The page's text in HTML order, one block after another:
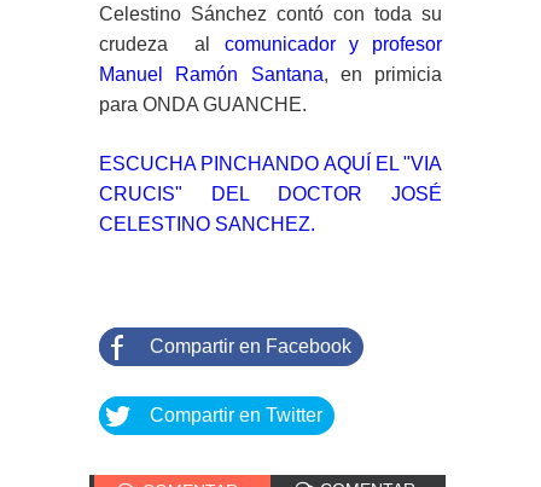
Celestino Sánchez contó con toda su
crudeza al comunicador y profesor
Manuel Ramón Santana, en primicia
para ONDA GUANCHE.
ESCUCHA PINCHANDO AQUÍ EL "VIA
CRUCIS" DEL DOCTOR JOSÉ
CELESTINO SANCHEZ.
Compartir en Facebook
Compartir en Twitter